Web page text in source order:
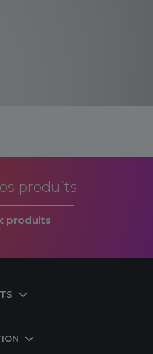
produits
produits